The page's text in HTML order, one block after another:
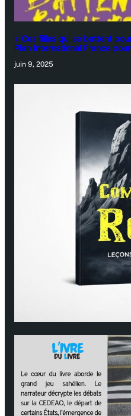
« Ces filles qui se battent
Plan International France
juin 9, 2025